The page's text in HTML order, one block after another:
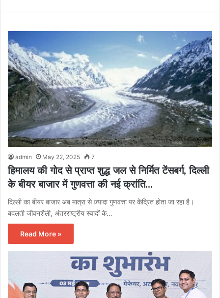
admin May 22, 2025 7
हिमालय की गोद से प्राप्त शुद्ध जल से निर्मित टेंसबर्ग, दिल्ली
के बीयर बाजार में गुणवत्ता की नई क्रांति…
दिल्ली का बीयर बाजार अब मात्रा से ज़्यादा गुणवत्ता पर केंद्रित होता जा रहा है।
बदलती जीवनशैली, अंतरराष्ट्रीय स्वादों के…
Read More »